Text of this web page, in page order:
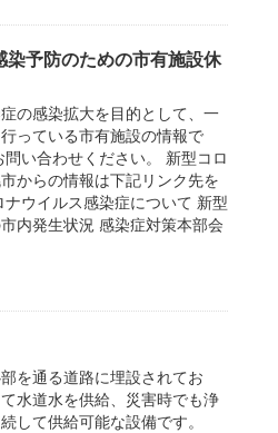
予防のための市有施設休
の感染拡大を目的として、一
っている市有施設の情報で
い合わせください。 新型コロ
からの情報は下記リンク先を
ウイルス感染症について 新型
内発生状況 感染症対策本部会
を通る道路に埋設されてお
水道水を供給、災害時でも浄
して供給可能な設備です。